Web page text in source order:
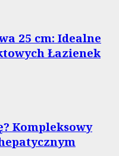
25 cm: Idealne
Łazienek
Kompleksowy